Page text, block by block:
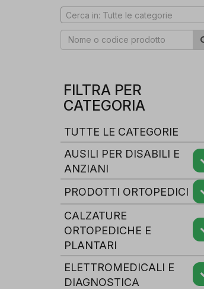
Cerca in: Tutte le categorie
FILTRA PER
CATEGORIA
TUTTE LE CATEGORIE
AUSILI PER DISABILI E
ANZIANI
PRODOTTI ORTOPEDICI
CALZATURE
ORTOPEDICHE E
PLANTARI
ELETTROMEDICALI E
DIAGNOSTICA